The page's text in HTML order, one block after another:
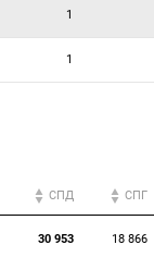
1
1
CПД CПГ
30 953 18 866